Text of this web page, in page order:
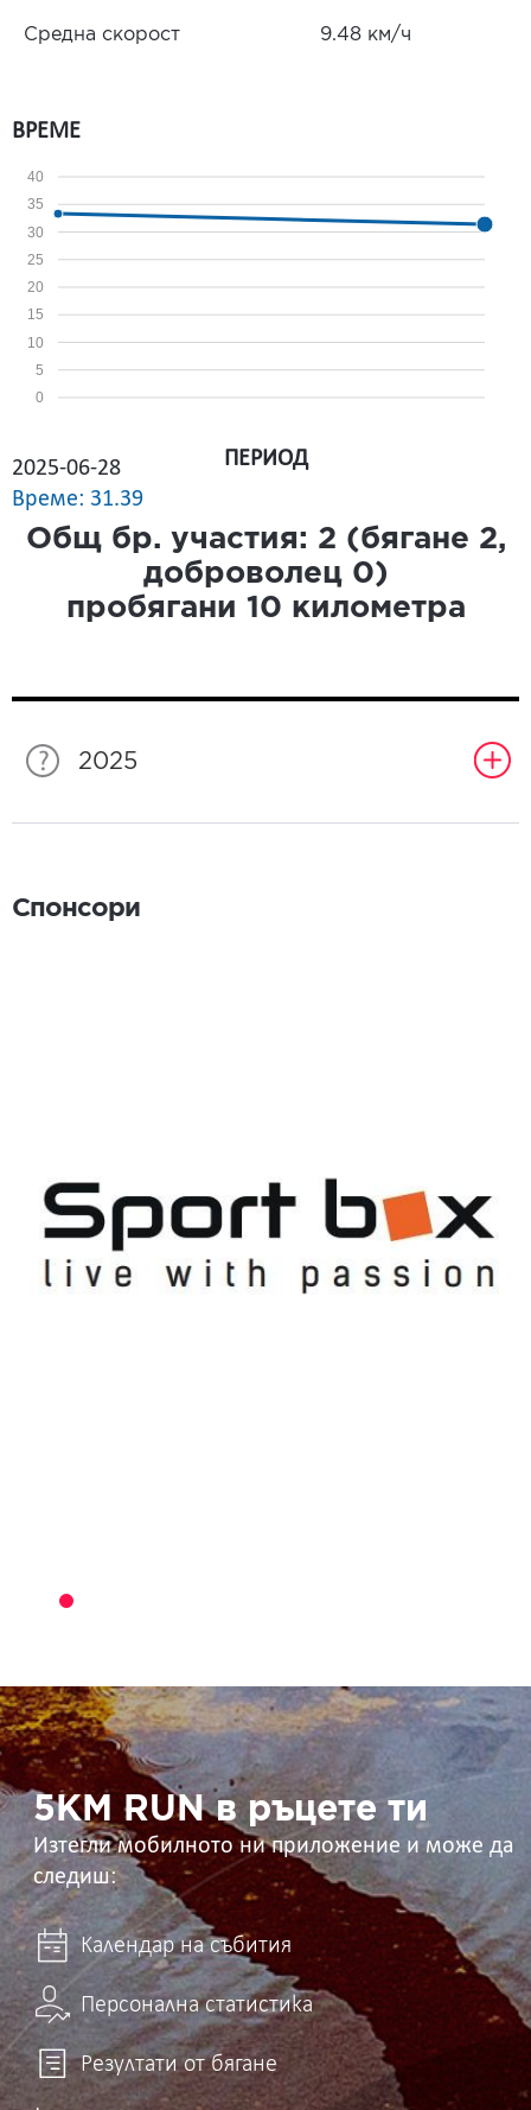
Средна скорост 9.48 км/ч
ВРЕМЕ
0
5
10
15
20
25
30
35
40
2025-06-28
Време: 31.39
ПЕРИОД
Общ бр. участия: 2 (бягане 2,
доброволец 0)
пробягани 10 километра
2025
Спонсори
5KM
RUN
в
ръцете
ти 5KM RUN в ръцете ти
Изтегли мобилното ни приложение и може да
следиш:
Календар на събития
Персонална статистика
Резултати от бягане